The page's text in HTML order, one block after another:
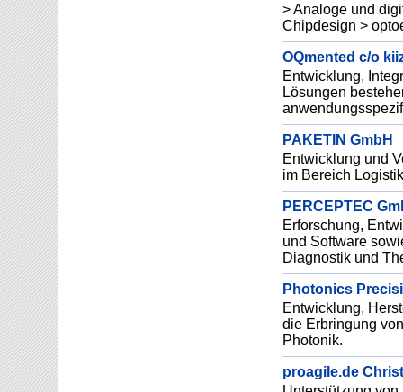
> Analoge und
Chipdesign >
OQmented c/o
Entwicklung,
Lösungen
PAKETIN GmbH
Entwicklung und
im Bereich
PERCEPTEC
Erforschung,
und Software
Diagnostik und
Photonics
Entwicklung,
die Erbringung
Photonik.
proagile.de